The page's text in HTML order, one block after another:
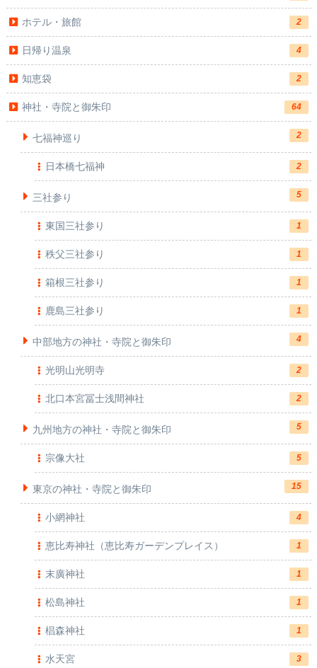
ホテル・旅館 2
日帰り温泉 4
知恵袋 2
神社・寺院と御朱印 64
七福神巡り 2
日本橋七福神 2
三社参り 5
東国三社参り 1
秩父三社参り 1
箱根三社参り 1
鹿島三社参り 1
中部地方の神社・寺院と御朱印 4
光明山光明寺 2
北口本宮冨士浅間神社 2
九州地方の神社・寺院と御朱印 5
宗像大社 5
東京の神社・寺院と御朱印 15
小網神社 4
恵比寿神社（恵比寿ガーデンプレイス） 1
末廣神社 1
松島神社 1
椙森神社 1
水天宮 3